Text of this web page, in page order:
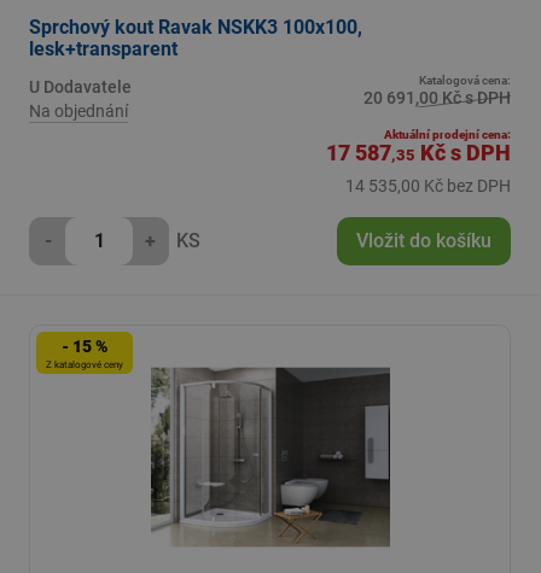
Sprchový kout Ravak NSKK3 100x100,
lesk+transparent
U Dodavatele
Na objednání
Katalogová cena:
20 691,00 Kč s DPH
Aktuální prodejní cena:
17 587,35 Kčs DPH
14 535,00 Kč bez DPH
- + KS Vložit do košíku
- 15 %
Z katalogové ceny